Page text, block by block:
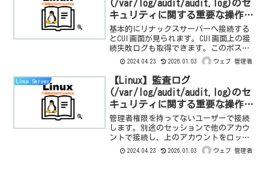
(/var/log/audit/audit.log)のセ
キュリティに関する重要な操作記
録：CUI 接続失敗(パスワード不
一致)の確認手順
基本的にリナックスサーバーへ接続する
とCUI画面が見られます。CUI画面上の接
続失敗ログも取得できます。このポスト
ではVMware vSphere Cilentで接続しま
バーに接続します。間違ってるパスワ...
2024.04.23 2026.01.03 ウェブ 管理者
Linux Server
【Linux】監査ログ
(/var/log/audit/audit.log)のセ
キュリティに関する重要な操作記
録：”sudo -s” 接続失敗(アカ
ウントロック)の確認手順
管理者権限を持ってないユーザーで接続
します。別途のセッションで他のアカウ
ントで接続し、上のアカウントをロック
状態にします。私は以下のコマンドを使
2024.04.23 2026.01.03 ウェブ 管理者